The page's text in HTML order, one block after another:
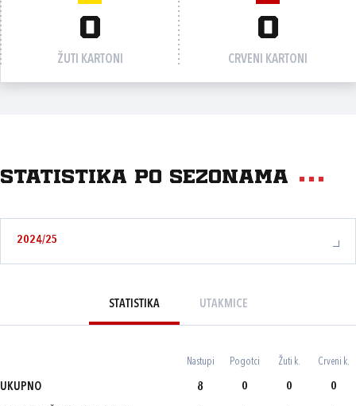
0
ŽUTI KARTONI
0
CRVENI KARTONI
Statistika po sezonama
2024/25
STATISTIKA UTAKMICE
Nastupi Pogotci Žuti k. Crveni k.
UKUPNO 8 0 0 0